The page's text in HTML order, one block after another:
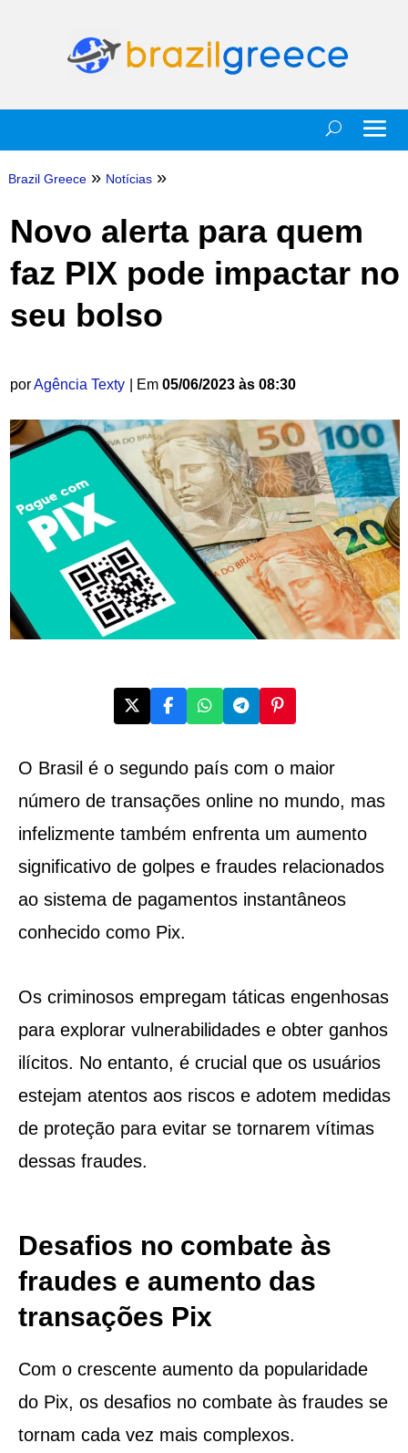
Brazil Greece » Notícias »
Novo alerta para quem
faz PIX pode impactar no
seu bolso
porAgência Texty | Em 05/06/2023 às 08:30
O Brasil é o segundo país com o maior
número de transações online no mundo, mas
infelizmente também enfrenta um aumento
significativo de golpes e fraudes relacionados
ao sistema de pagamentos instantâneos
conhecido como Pix.
Os criminosos empregam táticas engenhosas
para explorar vulnerabilidades e obter ganhos
ilícitos. No entanto, é crucial que os usuários
estejam atentos aos riscos e adotem medidas
de proteção para evitar se tornarem vítimas
dessas fraudes.
Desafios no combate às
fraudes e aumento das
transações Pix
Com o crescente aumento da popularidade
do Pix, os desafios no combate às fraudes se
tornam cada vez mais complexos.